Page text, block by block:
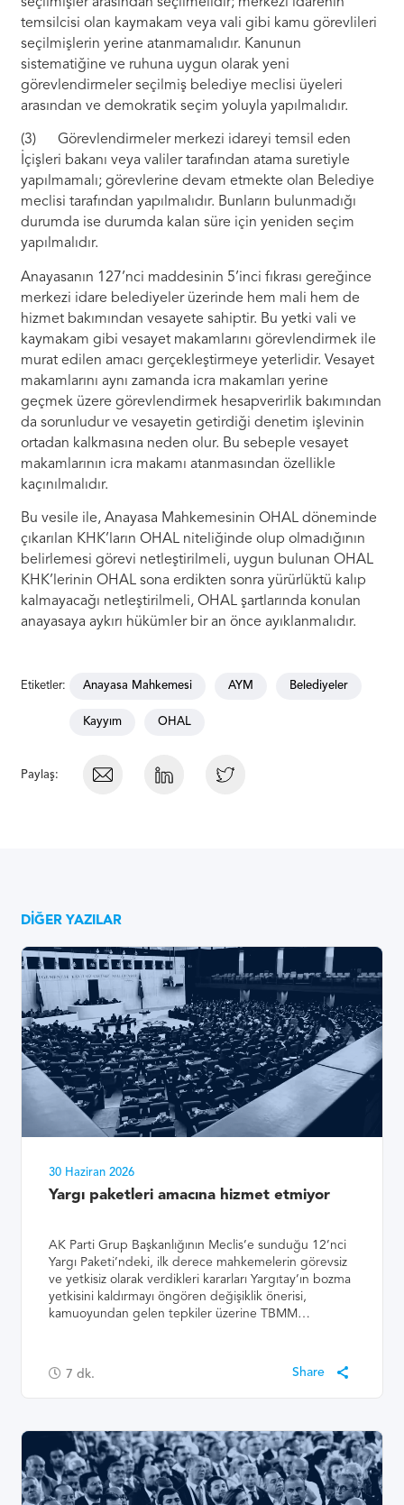
temsilcisi olan kaymakam veya vali gibi kamu görevlileri
seçilmişlerin yerine atanmamalıdır. Kanunun
sistematiğine ve ruhuna uygun olarak yeni
görevlendirmeler seçilmiş belediye meclisi üyeleri
arasından ve demokratik seçim yoluyla yapılmalıdır.
(3) Görevlendirmeler merkezi idareyi temsil eden
İçişleri bakanı veya valiler tarafından atama suretiyle
yapılmamalı; görevlerine devam etmekte olan Belediye
meclisi tarafından yapılmalıdır. Bunların bulunmadığı
durumda ise durumda kalan süre için yeniden seçim
yapılmalıdır.
Anayasanın 127’nci maddesinin 5’inci fıkrası gereğince
merkezi idare belediyeler üzerinde hem mali hem de
hizmet bakımından vesayete sahiptir. Bu yetki vali ve
kaymakam gibi vesayet makamlarını görevlendirmek ile
murat edilen amacı gerçekleştirmeye yeterlidir. Vesayet
makamlarını aynı zamanda icra makamları yerine
geçmek üzere görevlendirmek hesapverirlik bakımından
da sorunludur ve vesayetin getirdiği denetim işlevinin
ortadan kalkmasına neden olur. Bu sebeple vesayet
makamlarının icra makamı atanmasından özellikle
kaçınılmalıdır.
Bu vesile ile, Anayasa Mahkemesinin OHAL döneminde
çıkarılan KHK’ların OHAL niteliğinde olup olmadığının
belirlemesi görevi netleştirilmeli, uygun bulunan OHAL
KHK’lerinin OHAL sona erdikten sonra yürürlüktü kalıp
kalmayacağı netleştirilmeli, OHAL şartlarında konulan
anayasaya aykırı hükümler bir an önce ayıklanmalıdır.
Etiketler: Anayasa Mahkemesi AYM Belediyeler
Kayyım OHAL
Paylaş:
DIĞER YAZILAR
30 Haziran 2026
Yargı paketleri amacına hizmet etmiyor
AK Parti Grup Başkanlığının Meclis’e sunduğu 12’nci
Yargı Paketi’ndeki, ilk derece mahkemelerin görevsiz
ve yetkisiz olarak verdikleri kararları Yargıtay’ın bozma
yetkisini kaldırmayı öngören değişiklik önerisi,
kamuoyundan gelen tepkiler üzerine TBMM…
7 dk.